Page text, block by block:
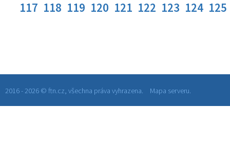
117 118 119 120 121 122 123 124 125
2016 - 2026 © ftn.cz, všechna práva vyhrazena. Mapa serveru.